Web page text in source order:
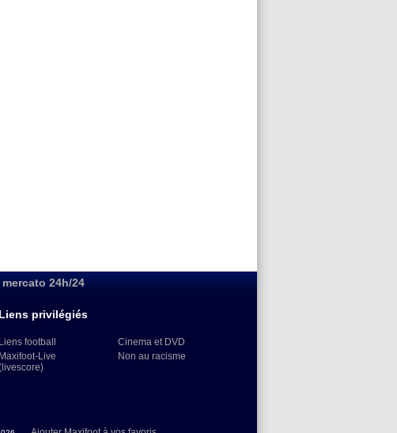
24h/24
Liens privilégiés
Liens football
Maxifoot-Live
Cinema et DVD
Non au racisme